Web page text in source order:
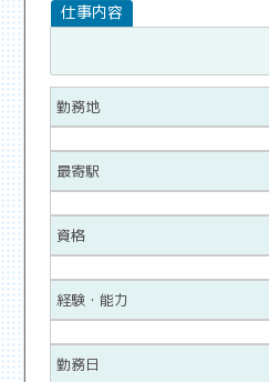
勤務地
最寄駅
資格
経験・能力
勤務日